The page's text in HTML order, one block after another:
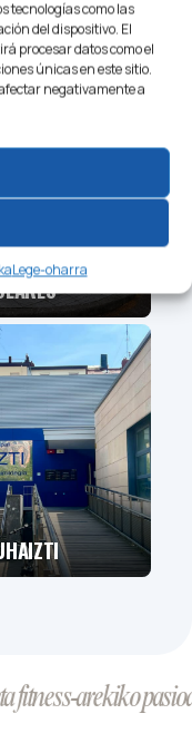
tecnologías como las
del dispositivo. El
procesar datos como el
únicas en este sitio.
negativamente a
Lege-oharra
arekiko pasioa